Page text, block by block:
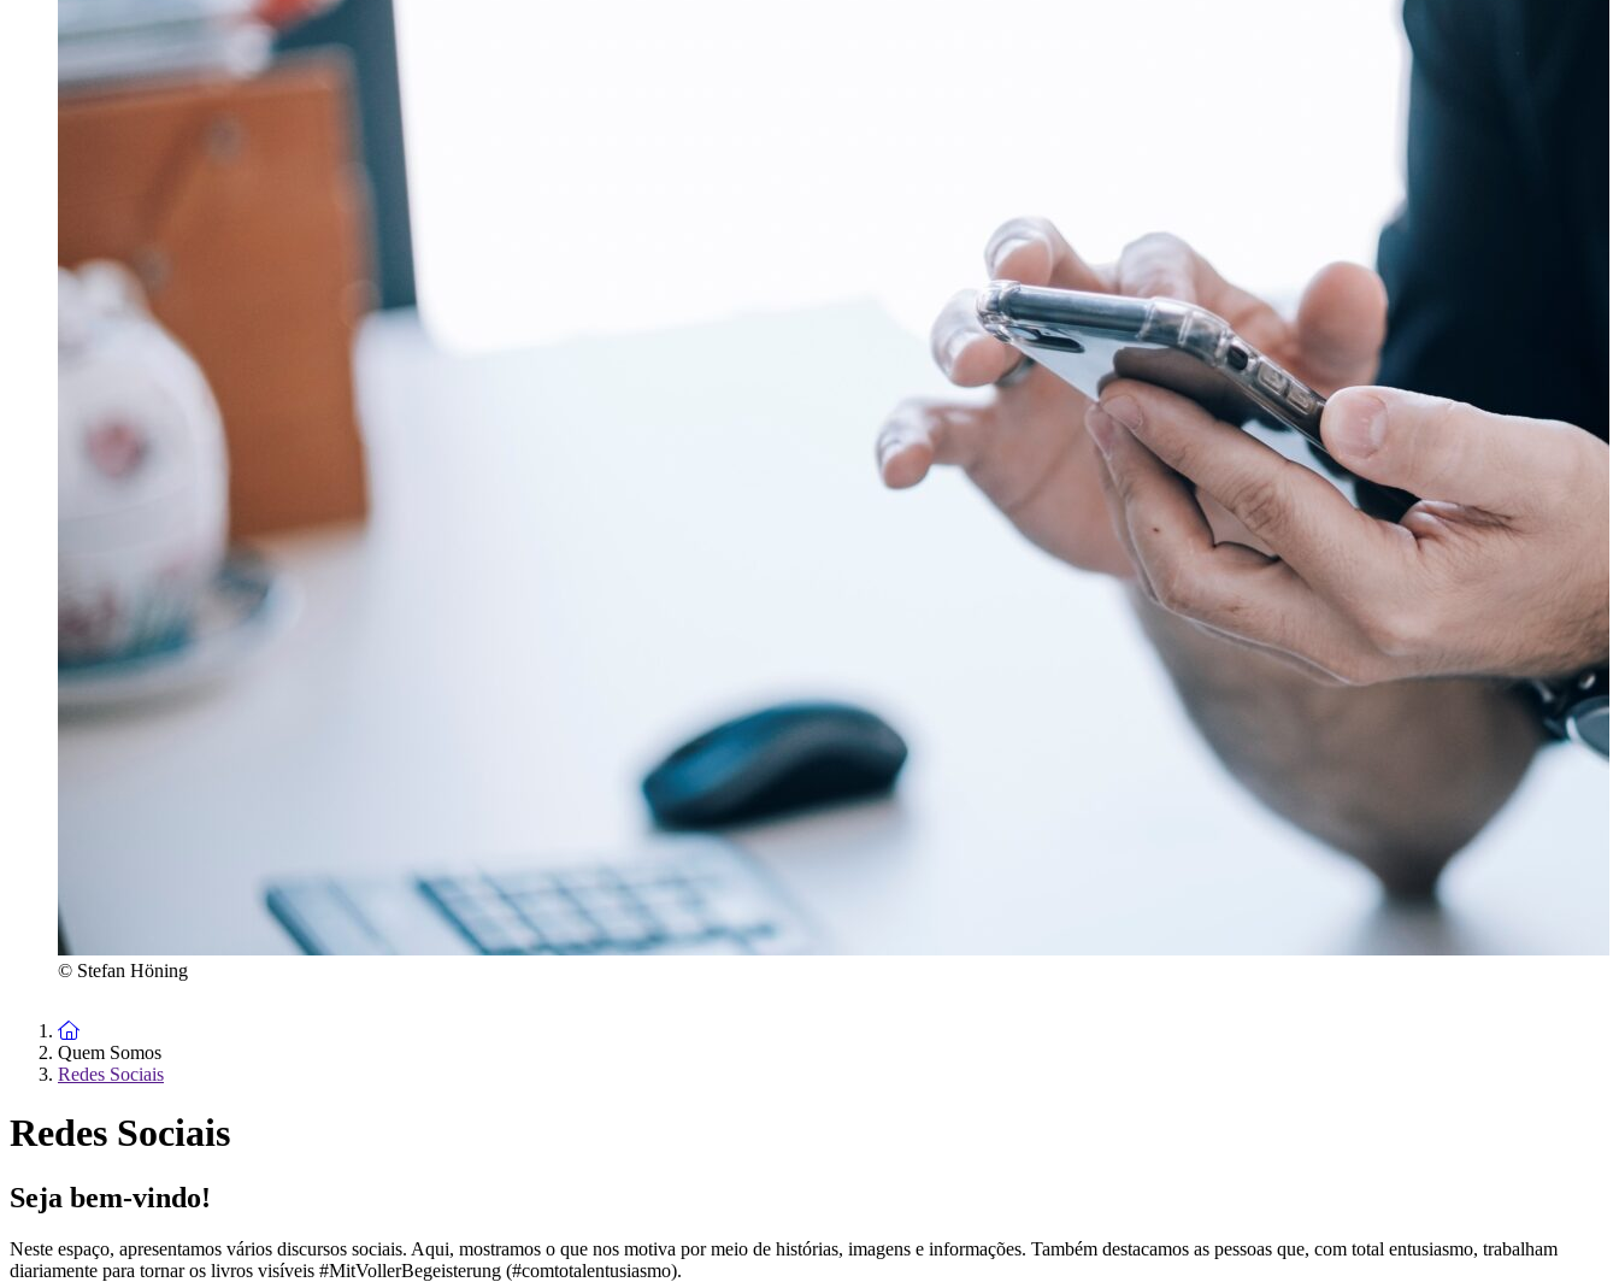
© Stefan Höning
To the homepage
Quem Somos
Redes Sociais
Redes Sociais
Seja bem-vindo!
Neste espaço, apresentamos vários discursos sociais. Aqui, mostramos o que nos motiva por meio de histórias, imagens e informações. Também destacamos as pessoas que, com total entusiasmo, trabalham
diariamente para tornar os livros visíveis #MitVollerBegeisterung (#comtotalentusiasmo).